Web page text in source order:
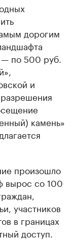
дорогим
по 500 руб.
и
камень»
произошло
вырос со 100
участников
в границах
доступ.